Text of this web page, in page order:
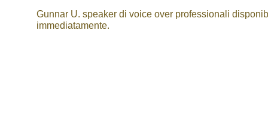
Gunnar U. speaker di voice over professionali
immediatamente.